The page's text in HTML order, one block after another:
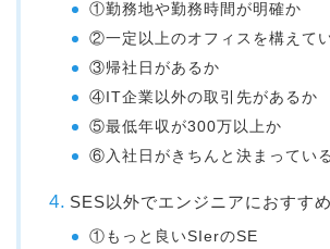
①勤務地や勤務時間が明確か
②一定以上のオフィスを構えて
③帰社日があるか
④IT企業以外の取引先があるか
⑤最低年収が300万以上か
⑥入社日がきちんと決まってい
SES以外でエンジニアにおすす
①もっと良いSIerのSE